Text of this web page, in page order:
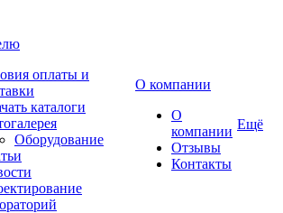
оплаты и
каталоги
Оборудование
О компании
О
компании
Отзывы
Контакты
Ещё